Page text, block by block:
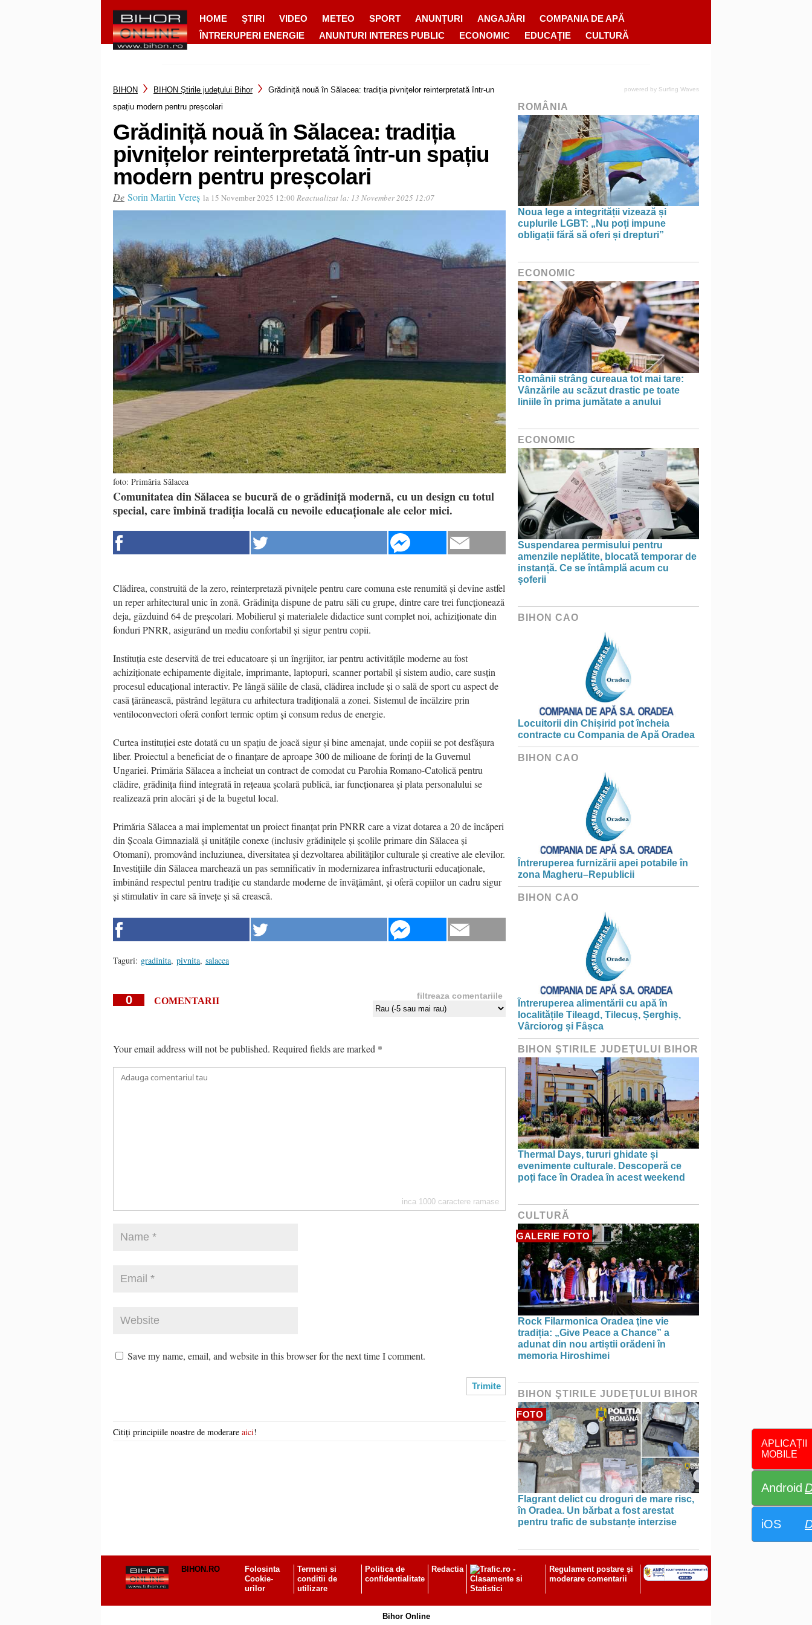
HOME ŞTIRI VIDEO METEO SPORT ANUNȚURI ANGAJĂRI
COMPANIA DE APĂ
ÎNTRERUPERI ENERGIE
ANUNTURI INTERES PUBLIC ECONOMIC EDUCAȚIE CULTURĂ
APLICAȚII
MOBILE
Android
iOS
BIHON BIHON Ştirile judeţului Bihor
Grădiniță nouă în Sălacea: tradiția pivnițelor reinterpretată într-un
spațiu modern pentru preșcolari
Grădiniță nouă în Sălacea: tradiția
pivnițelor reinterpretată într-un spațiu
modern pentru preșcolari
De Sorin Martin Vereș la 15 November 2025 12:00 Reactualizat la: 13 November 2025 12:07
foto: Primăria Sălacea
Comunitatea din Sălacea se bucură de o grădiniță modernă, cu un design cu totul
special, care îmbină tradiția locală cu nevoile educaționale ale celor mici.
Clădirea, construită de la zero, reinterpretază pivnițele pentru care comuna este renumită și devine astfel
un reper arhitectural unic în zonă. Grădinița dispune de patru săli cu grupe, dintre care trei funcționează
deja, găzduind 64 de preșcolari. Mobilierul și materialele didactice sunt complet noi, achiziționate din
fonduri PNRR, asigurând un mediu confortabil și sigur pentru copii.
Instituția este deservită de trei educatoare și un îngrijitor, iar pentru activitățile moderne au fost
achiziționate echipamente digitale, imprimante, laptopuri, scanner portabil și sistem audio, care susțin
procesul educațional interactiv. Pe lângă sălile de clasă, clădirea include și o sală de sport cu aspect de
casă țărănească, păstrând legătura cu arhitectura tradițională a zonei. Sistemul de încălzire prin
ventiloconvectori oferă confort termic optim și consum redus de energie.
Curtea instituției este dotată cu un spațiu de joacă sigur și bine amenajat, unde copiii se pot desfășura
liber. Proiectul a beneficiat de o finanțare de aproape 300 de milioane de forinți de la Guvernul
Ungariei. Primăria Sălacea a încheiat un contract de comodat cu Parohia Romano-Catolică pentru
clădire, grădinița fiind integrată în rețeaua școlară publică, iar funcționarea și plata personalului se
realizează prin alocări și de la bugetul local.
Primăria Sălacea a mai implementat un proiect finanțat prin PNRR care a vizat dotarea a 20 de încăperi
din Școala Gimnazială și unitățile conexe (inclusiv grădinițele și școlile primare din Sălacea și
Otomani), promovând incluziunea, diversitatea și dezvoltarea abilităților culturale și creative ale elevilor.
Investițiile din Sălacea marchează un pas semnificativ în modernizarea infrastructurii educaționale,
îmbinând respectul pentru tradiție cu standarde moderne de învățământ, și oferă copiilor un cadru sigur
și stimulativ în care să învețe și să crească.
Taguri: gradinita, pivnita, salacea
0 COMENTARII filtreaza comentariile
Your email address will not be published. Required fields are marked *
inca 1000 caractere ramase
Save my name, email, and website in this browser for the next time I comment.
Citiți principiile noastre de moderare aici!
powered by Surfing Waves
ROMÂNIA
Noua lege a integrității vizează și
cuplurile LGBT: „Nu poți impune
obligații fără să oferi și drepturi”
ECONOMIC
Românii strâng cureaua tot mai tare:
Vânzările au scăzut drastic pe toate
liniile în prima jumătate a anului
ECONOMIC
Suspendarea permisului pentru
amenzile neplătite, blocată temporar de
instanță. Ce se întâmplă acum cu
șoferii
BIHON CAO
Locuitorii din Chișirid pot încheia
contracte cu Compania de Apă Oradea
BIHON CAO
Întreruperea furnizării apei potabile în
zona Magheru–Republicii
BIHON CAO
Întreruperea alimentării cu apă în
localitățile Tileagd, Tilecuș, Șerghiș,
Vârciorog și Fâșca
BIHON ŞTIRILE JUDEŢULUI BIHOR
Thermal Days, tururi ghidate și
evenimente culturale. Descoperă ce
poți face în Oradea în acest weekend
CULTURĂ
GALERIE FOTO
Rock Filarmonica Oradea ţine vie
tradiția: „Give Peace a Chance” a
adunat din nou artiștii orădeni în
memoria Hiroshimei
BIHON ŞTIRILE JUDEŢULUI BIHOR
FOTO
Flagrant delict cu droguri de mare risc,
în Oradea. Un bărbat a fost arestat
pentru trafic de substanțe interzise
BIHON.RO
Folosinta
Cookie-
urilor
Termeni si
conditii de
utilizare
Politica de
confidentialitate
Redactia
Regulament postare și
moderare comentarii
Bihor Online